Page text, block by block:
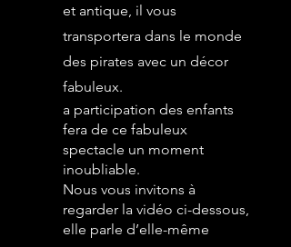
et antique, il vous
transportera dans le monde
des pirates avec un décor
fabuleux.
a participation des enfants
fera de ce fabuleux
spectacle un moment
inoubliable.
Nous vous invitons à
regarder la vidéo ci-dessous,
elle parle d’elle-même